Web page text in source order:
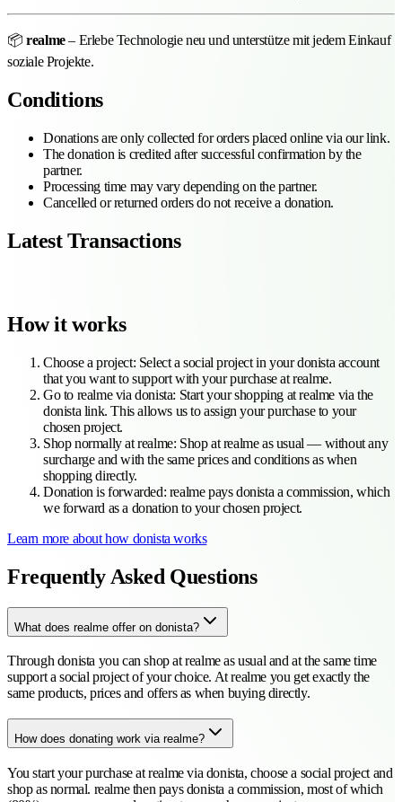
📦realme– Erlebe Technologie neu und unterstütze mit jedem Einkauf
soziale Projekte.
Conditions
Donations are only collected for orders placed online via our link.
The donation is credited after successful confirmation by the
partner.
Processing time may vary depending on the partner.
Cancelled or returned orders do not receive a donation.
Latest Transactions
How it works
Choose a project: Select a social project in your donista account
that you want to support with your purchase at realme.
Go to realme via donista: Start your shopping at realme via the
donista link. This allows us to assign your purchase to your
chosen project.
Shop normally at realme: Shop at realme as usual — without any
surcharge and with the same prices and conditions as when
shopping directly.
Donation is forwarded: realme pays donista a commission, which
we forward as a donation to your chosen project.
Learn more about how donista works
Frequently Asked Questions
What does realme offer on donista?
Through donista you can shop at realme as usual and at the same time
support a social project of your choice. At realme you get exactly the
same products, prices and offers as when buying directly.
How does donating work via realme?
You start your purchase at realme via donista, choose a social project and
shop as normal. realme then pays donista a commission, most of which